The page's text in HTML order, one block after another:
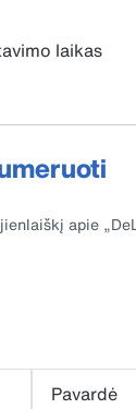
laikas
apie
Pavardė